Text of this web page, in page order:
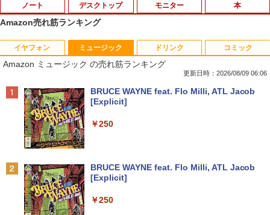
ノート
1
【★最大100%ポイント】富士通 タブレ
ット Q739/第8世代 Core i3/メモリ:4GB/
SSD:128GB/13.3型 フルHD/1920x1080/
pe-C/Office/中古 タブレットPC ノート
パソコン Windows11 Windows10
￥15,800
90日保障 いまさらですが WINDOWS X
P搭載 XPなら最強レベル 富士通 FM
INDOWS XP ソフトに最適 メモリー2.0
デスクトップ モニター 本
1 ルイジアナ近代美術館 ポスター A3
ーンKC いのり 光 いるか フィギュア ス
ケート 漫画 マンガ まんが 全巻セット
Amazon売れ筋ランキング
イヤフォン
Anker Soundcore P40i オフホワイト
Anker Soundcore P31i ブラック
ミュージック
Amazon ミュージック の売れ筋ランキング
更新日時：2026/08/09 06:06
BRUCE WAYNE feat. Flo Milli, ATL Jacob
[Explicit]
￥250
BRUCE WAYNE feat. Flo Milli, ATL Jacob
[Explicit]
￥250
ドリンク コミック